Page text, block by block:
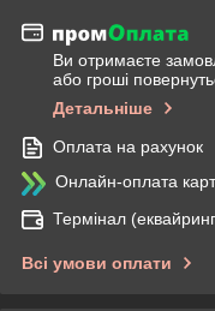
Ви отримаєте
або гроші
Детальніше
Оплата на рахунок
Онлайн-оплата
Термінал
Всі умови оплати